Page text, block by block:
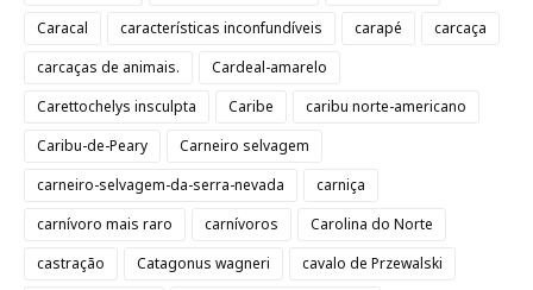
Caracal características inconfundíveis carapé
carcaça
carcaças de animais.
Cardeal-amarelo
Carettochelys insculpta
Caribe
caribu norte-americano
Caribu-de-Peary
Carneiro selvagem
carneiro-selvagem-da-serra-nevada
carniça
carnívoro mais raro
carnívoros
Carolina do Norte
castração
Catagonus wagneri
cavalo de Przewalski